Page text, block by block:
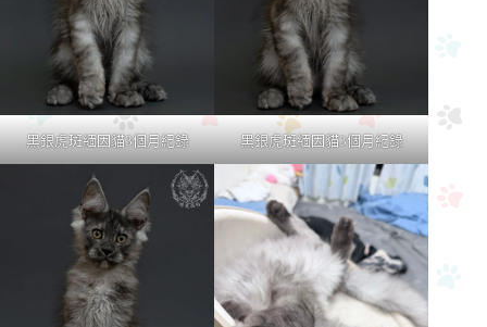
黑銀虎斑緬因貓3個月紀錄 黑銀虎斑緬因貓3個月紀錄